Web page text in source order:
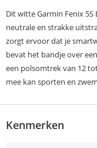
Dit witte Garmin Fenix
neutrale en strakke
zorgt ervoor dat je
bevat het bandje over
een polsomtrek van 12
mee kan sporten en
Kenmerken